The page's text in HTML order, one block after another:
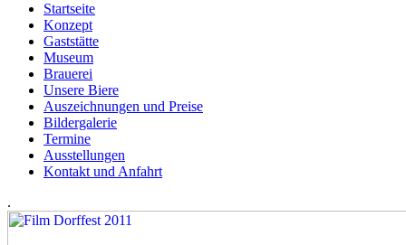
Startseite
Konzept
Gaststätte
Museum
Brauerei
Unsere Biere
Auszeichnungen und Preise
Bildergalerie
Termine
Ausstellungen
Kontakt und Anfahrt
.